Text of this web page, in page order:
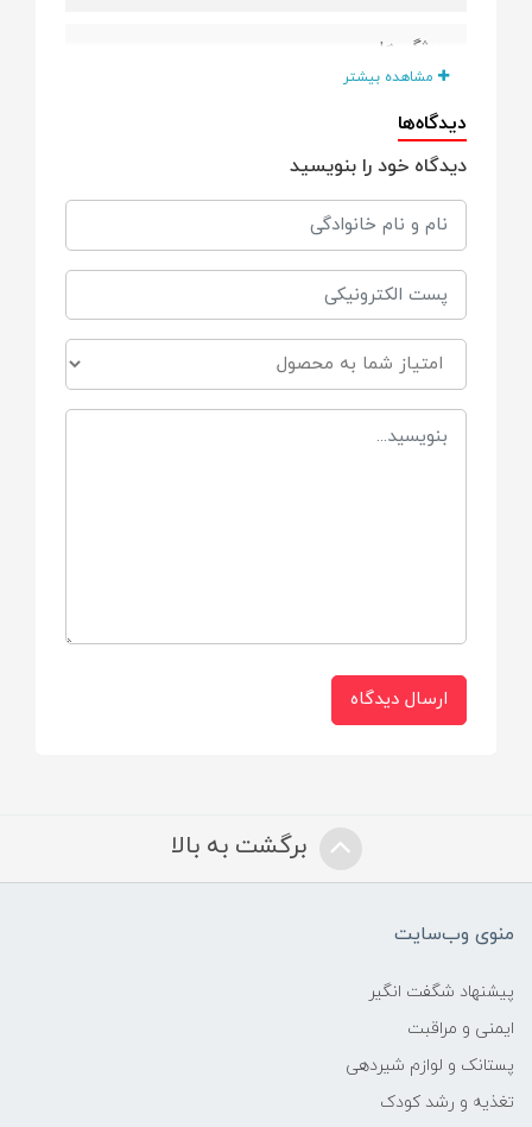
ویژگی ها
قابل شستشو
پارچه ضد حساسیت
بسیار با کیفیت
ضد پرز
جنس
استرج پولیشی
مشاهده بیشتر
دیدگاه‌ها
دیدگاه خود را بنویسید
ارسال دیدگاه
برگشت به بالا
منوی وب‌سایت
پیشنهاد شگفت انگیر
ایمنی و مراقبت
پستانک و لوازم شیردهی
تغذیه و رشد کودک